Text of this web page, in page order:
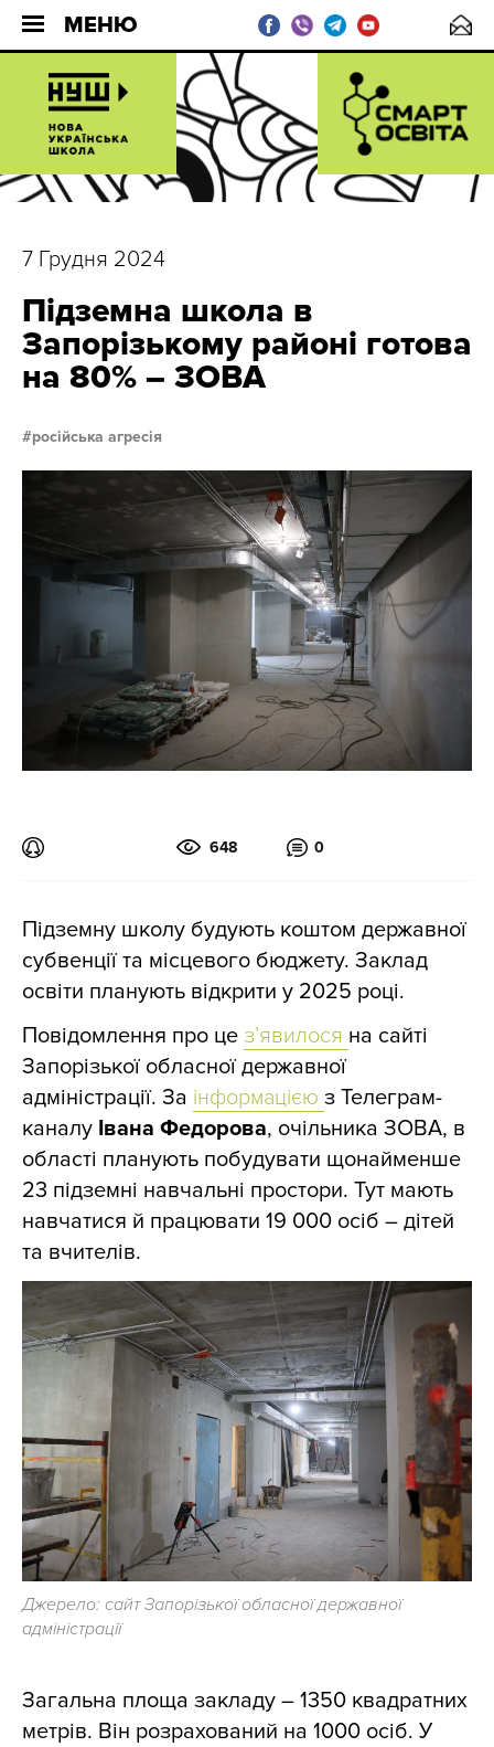
МЕНЮ
7 Грудня 2024
Підземна школа в
Запорізькому районі готова
на 80% – ЗОВА
російська агресія
648 0
Підземну школу будують коштом державної
субвенції та місцевого бюджету. Заклад
освіти планують відкрити у 2025 році.
Повідомлення про це з’явилося на сайті
Запорізької обласної державної
адміністрації. За інформацією з Телеграм-
каналу Івана Федорова, очільника ЗОВА, в
області планують побудувати щонайменше
23 підземні навчальні простори. Тут мають
навчатися й працювати 19 000 осіб – дітей
та вчителів.
Джерело: сайт Запорізької обласної державної
адміністрації
Загальна площа закладу – 1350 квадратних
метрів. Він розрахований на 1000 осіб. У